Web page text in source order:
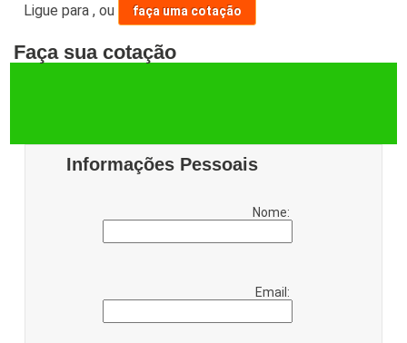
Ligue para,ou faça uma cotação
Faça sua cotação
Informações Pessoais
Nome:
Email: